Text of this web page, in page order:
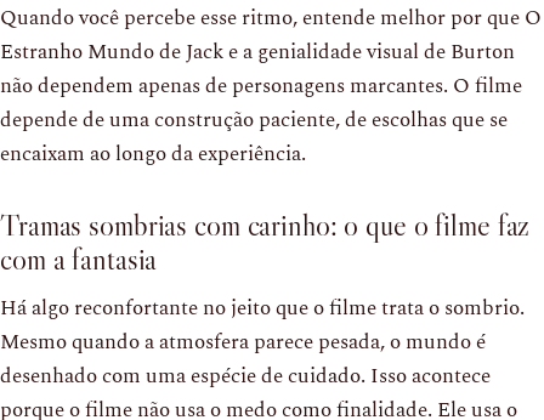
Quando você percebe esse ritmo, entende melhor por que O
Estranho Mundo de Jack e a genialidade visual de Burton
não dependem apenas de personagens marcantes. O filme
depende de uma construção paciente, de escolhas que se
encaixam ao longo da experiência.
Tramas sombrias com carinho: o que o filme faz
com a fantasia
Há algo reconfortante no jeito que o filme trata o sombrio.
Mesmo quando a atmosfera parece pesada, o mundo é
desenhado com uma espécie de cuidado. Isso acontece
porque o filme não usa o medo como finalidade. Ele usa o